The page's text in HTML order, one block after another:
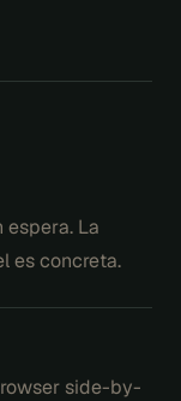
espera. La
es concreta.
side-by-